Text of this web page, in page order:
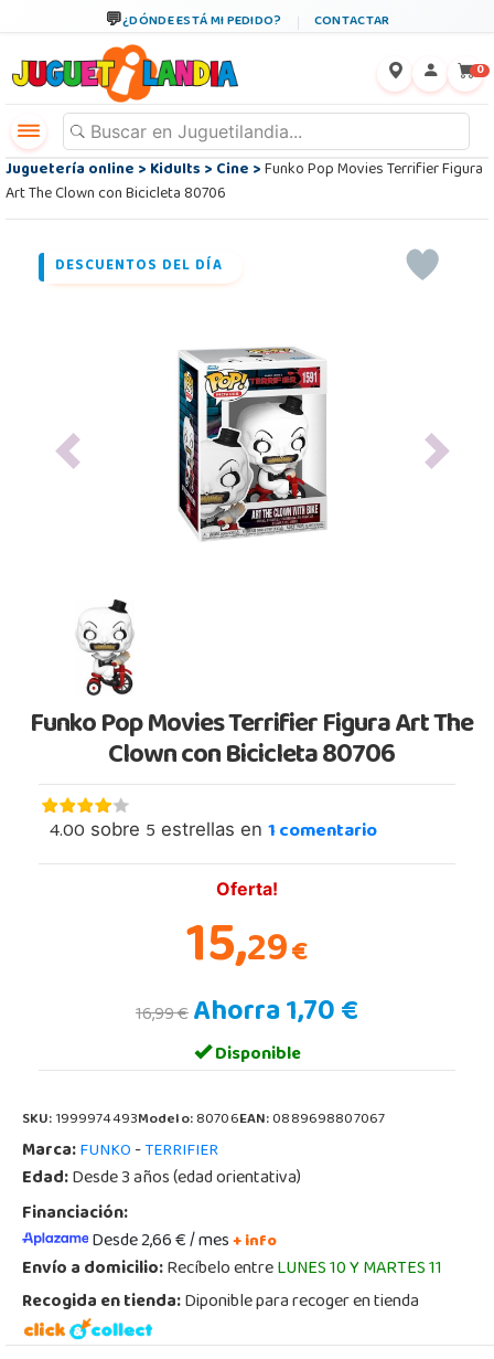
¿DÓNDE ESTÁ MI PEDIDO? CONTACTAR
0
Juguetería online>Kidults>Cine>Funko Pop Movies Terrifier Figura
Art The Clown con Bicicleta 80706
DESCUENTOS DEL DÍA
Previous Next
Funko Pop Movies Terrifier Figura Art The
Clown con Bicicleta 80706
4.00 sobre 5 estrellas en 1comentario
Oferta!
15,29€
16,99 €Ahorra 1,70 €
Disponible
SKU:1999974493Modelo:80706EAN:0889698807067
Marca:FUNKO-TERRIFIER
Edad:Desde 3 años (edad orientativa)
Financiación:
Desde 2,66 € / mes+ info
Envío a domicilio:Recíbelo entreLUNES 10 Y MARTES 11
Recogida en tienda:Diponible para recoger en tienda